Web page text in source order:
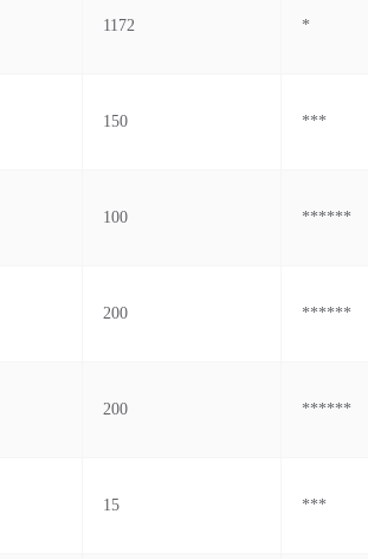
1172 *
150 ***
100 ******
200 ******
200 ******
15 ***